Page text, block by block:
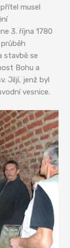
musel
3. října 1780
stavbě se
Bohu a
Jiljí, jenž byl
vesnice.